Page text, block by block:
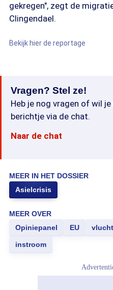
gekregen", zegt de
Clingendael.
Bekijk hier de reportage
Vragen? Stel ze!
Heb je nog vragen of wil
berichtje via de chat.
Naar de chat
MEER IN HET DOSSIER
Asielcrisis
MEER OVER
Opiniepanel
EU
instroom